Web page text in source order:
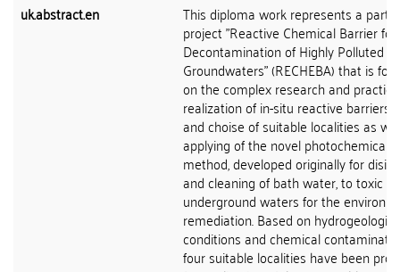
uk.abstract.en
This diploma work represents a part
project "Reactive Chemical Barrier for
Decontamination of Highly Polluted
Groundwaters" (RECHEBA) that is
on the complex research and
realization of in-situ reactive barriers.
and choise of suitable localities as
applying of the novel photochemical
method, developed originally for
and cleaning of bath water, to toxic
underground waters for the
remediation. Based on
conditions and chemical
four suitable localities have been